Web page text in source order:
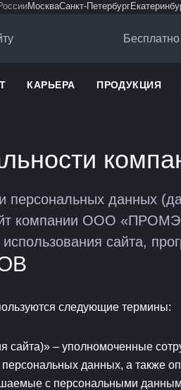
МоскваСанкт-Петербург
КАРЬЕРА ПРОДУКЦИЯ
данных
компании ООО
сайта,
следующие термины:
сайта)» – уполномоченные
данных, а также
с персональными